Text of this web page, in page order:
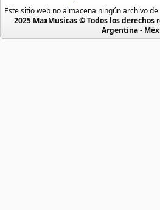
Baby Rasta
21 músicas online
Baladas De Oro
Baladas En Ingles
Este sitio web no almacena ningún archivo
2025 MaxMusicas © Todos los derechos
Argentina -